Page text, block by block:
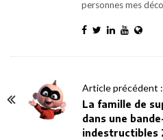
personnes mes
Article précédent :
La famille de
dans une
indestructibles